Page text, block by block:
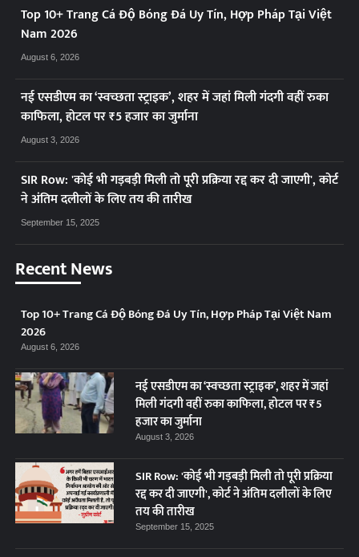
Top 10+ Trang Cá Độ Bóng Đá Uy Tín, Hợp Pháp Tại Việt
Nam 2026
August 6, 2026
नई एसडीएम का ‘स्वच्छता स्ट्राइक’, शहर में जहां मिली गंदगी वहीं रुका
काफिला, होटल पर ₹5 हजार का जुर्माना
August 3, 2026
SIR Row: 'कोई भी गड़बड़ी मिली तो पूरी प्रक्रिया रद्द कर दी जाएगी', कोर्ट
ने अंतिम दलीलों के लिए तय की तारीख
September 15, 2025
Recent News
Top 10+ Trang Cá Độ Bóng Đá Uy Tín, Hợp Pháp Tại Việt Nam
2026
August 6, 2026
नई एसडीएम का ‘स्वच्छता स्ट्राइक’, शहर में जहां
मिली गंदगी वहीं रुका काफिला, होटल पर ₹5
हजार का जुर्माना
August 3, 2026
SIR Row: 'कोई भी गड़बड़ी मिली तो पूरी प्रक्रिया
रद्द कर दी जाएगी', कोर्ट ने अंतिम दलीलों के लिए
तय की तारीख
September 15, 2025